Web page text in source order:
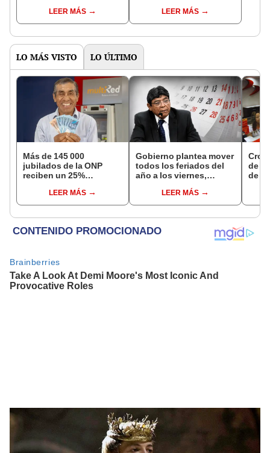
distritos de LIMA
NORTE
LEER MÁS
pensiones estás
LEER MÁS
LO MÁS VISTO LO ÚLTIMO
Más de 145 000
jubilados de la ONP
reciben un 25%
en agostoLEER MÁS
Gobierno plantea mover
todos los feriados del
año a los viernes,
Navidad y Año Nuevo
LEER MÁS
de
de